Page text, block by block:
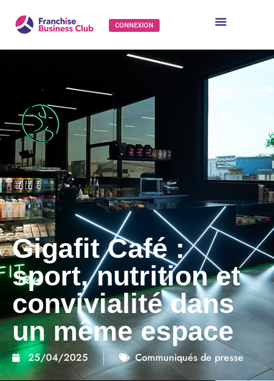
CONNEXION
Gigafit Café :
sport, nutrition et
convivialité dans
un même espace
25/04/2025 Communiqués de presse